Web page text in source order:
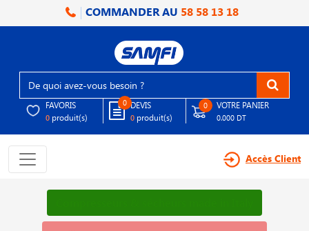
COMMANDER AU 58 58 13 18
FAVORIS
0 produit(s)
0 DEVIS
0 produit(s)
0 VOTRE PANIER
0.000 DT
Accès Client